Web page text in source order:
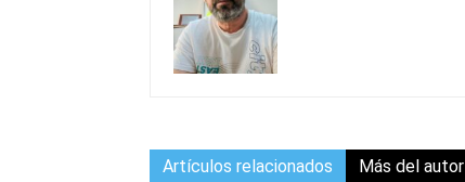
Artículos relacionados Más del autor